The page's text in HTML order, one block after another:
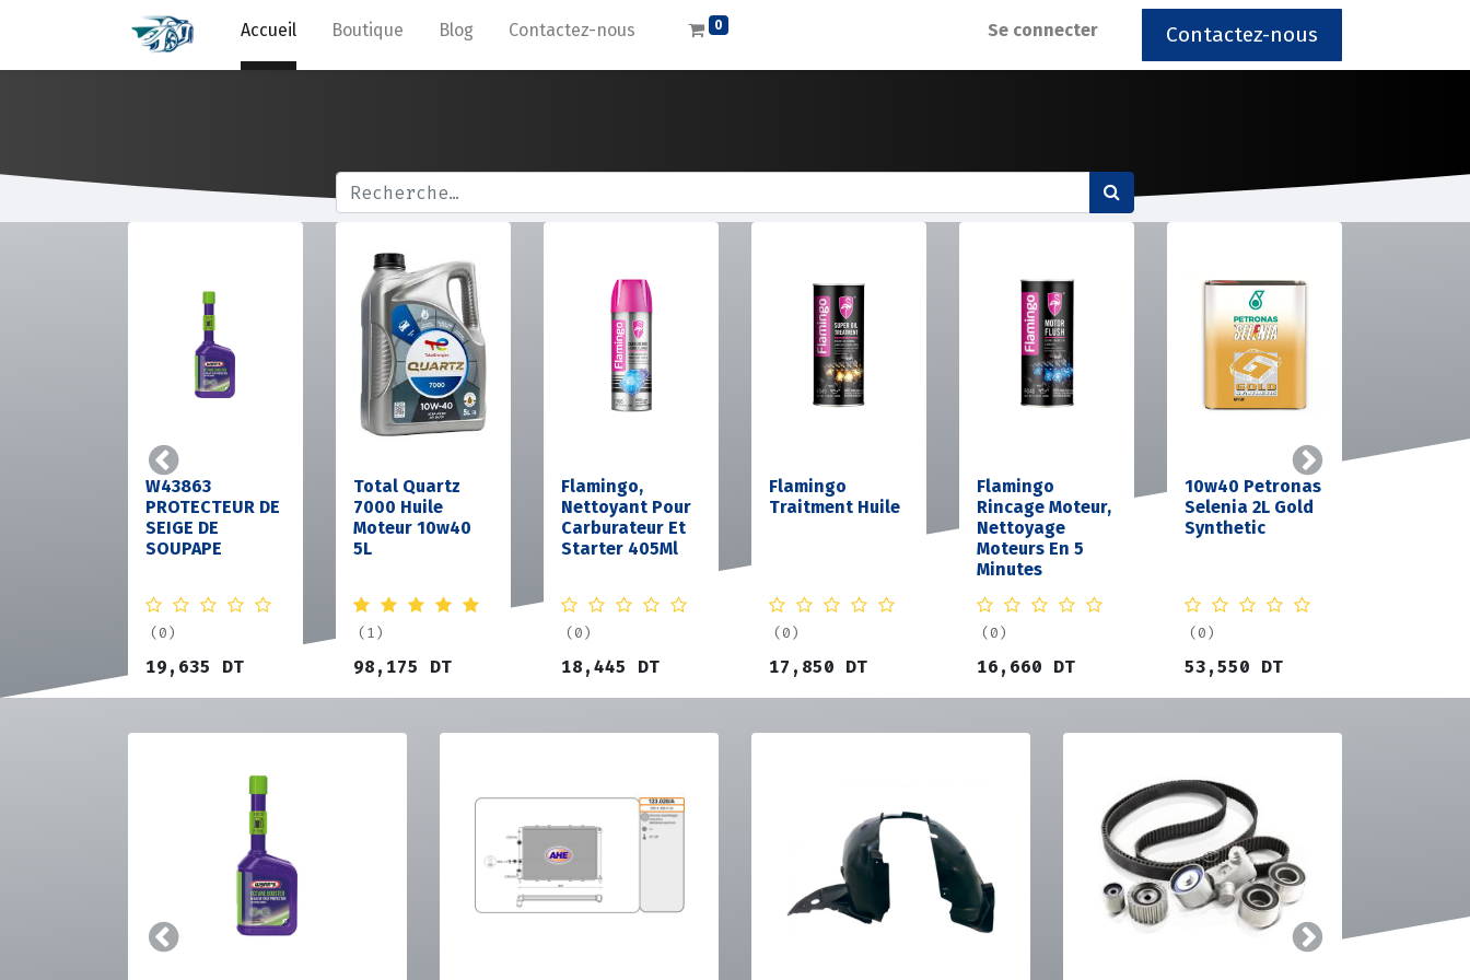
Accueil Boutique Blog Contactez-nous 0 Se connecter Contactez-nous
W43863
PROTECTEUR DE
SEIGE DE
SOUPAPE
(0)
19,635 DT
Total Quartz
7000 Huile
Moteur 10w40
5L
(1)
98,175 DT
Flamingo,
Nettoyant Pour
Carburateur Et
Starter 405Ml
(0)
18,445 DT
Flamingo
Traitment Huile
(0)
17,850 DT
Flamingo
Rincage Moteur,
Nettoyage
Moteurs En 5
Minutes
(0)
16,660 DT
10w40 Petronas
Selenia 2L Gold
Synthetic
(0)
53,550 DT
Précedent Suivant
Précedent Suivant